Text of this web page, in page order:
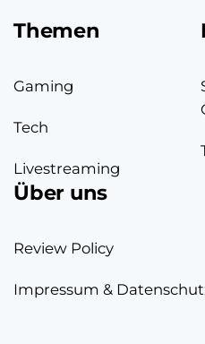
Themen
Gaming
Tech
Livestreaming
Über uns
Review Policy
Impressum &